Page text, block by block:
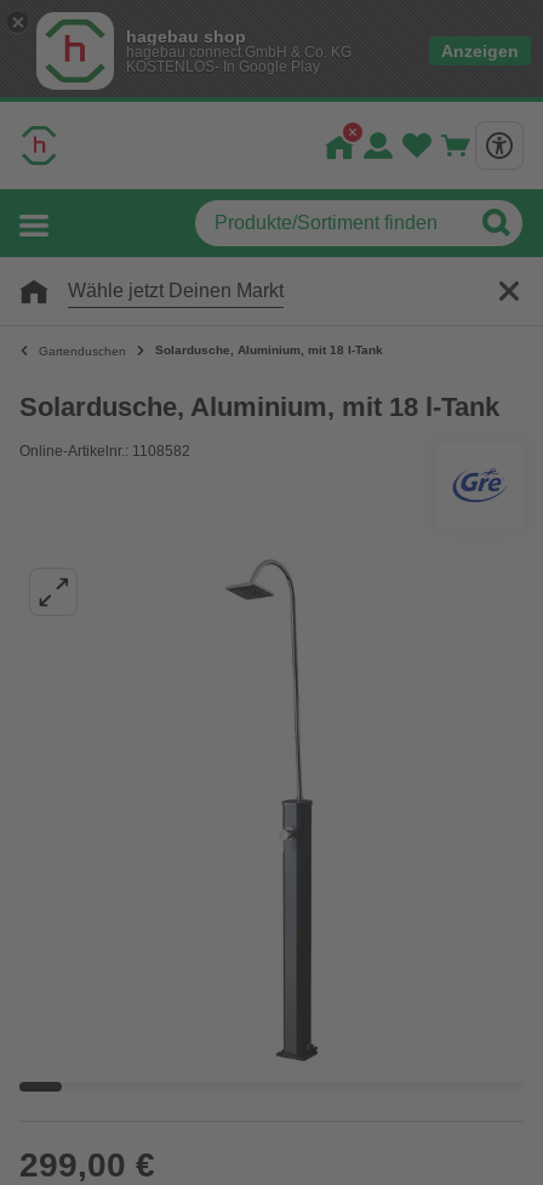
hagebau shop
hagebau connect GmbH & Co. KG
KOSTENLOS- In Google Play
Anzeigen
Wähle jetzt Deinen Markt
Gartenduschen Solardusche, Aluminium, mit 18 l-Tank
Solardusche, Aluminium, mit 18 l-Tank
Online-Artikelnr.: 1108582
299,00 €